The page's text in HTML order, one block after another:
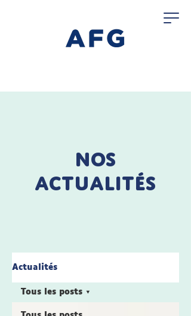
Nos
actualités
Actualités
Tous les posts